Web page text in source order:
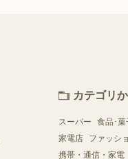
カテゴリ
スーパー 食品･菓
家電店
ファッシ
携帯・通信・家電